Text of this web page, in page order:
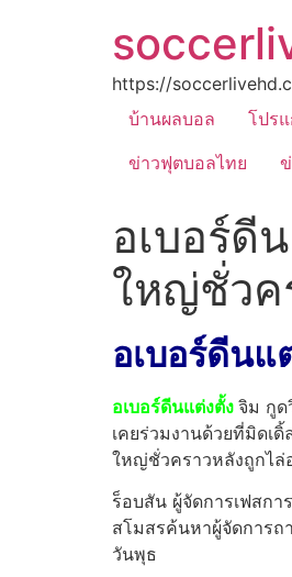
https://
บ้านผลบอล
โปร
ข่าวฟุตบอลไทย
อเบอร์ดี
ใหญ่ชั่วค
อเบอร์ดีน
อเบอร์ดีนแต่งตั้ง จิม กูด
เคยร่วมงานด้วยที่มิดเ
ใหญ่ชั่วคราวหลังถูกไ
ร็อบสัน ผู้จัดการเฟสก
สโมสรค้นหาผู้จัดการถ
วันพุธ